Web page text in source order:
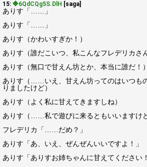
15: ◆6QdCQg5S.DlH [saga]
ありす「……」
ありす「……」
ありす（かわいすぎか！）
ありす（誰だこいつ、私こんなフレデリカさ
ありす（無口で甘えん坊とか、本当に誰だ！）
ありす（……いえ、甘えん坊ってのはいつも
りましたけど）
ありす（よく私に甘えてきますしね）
ありす（……私で遊びに来るともいいますけど
フレデリカ「……だめ？」
ありす「あ、いえ、ぜんぜんいいですよ！」
ありす「ありすお姉ちゃんに甘えてください